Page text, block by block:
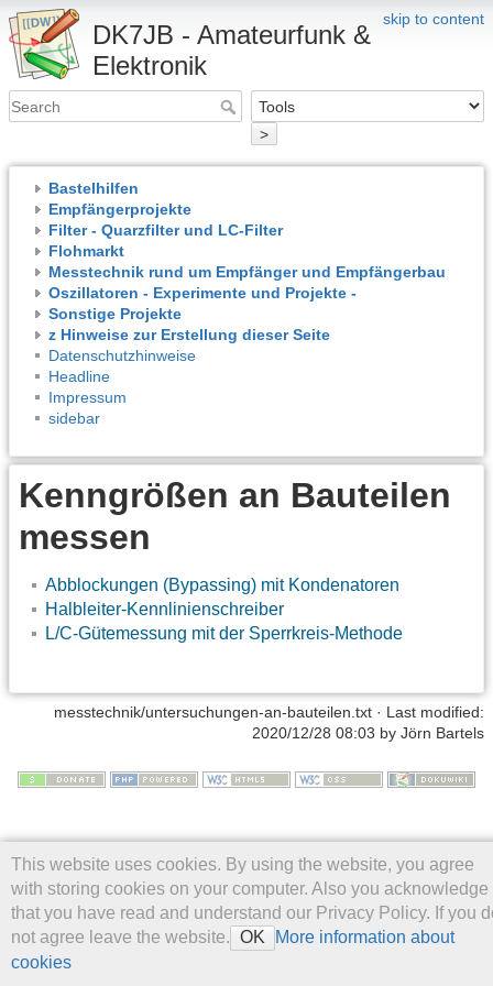
skip to content
DK7JB - Amateurfunk &
Elektronik
>
Bastelhilfen
Empfängerprojekte
Filter - Quarzfilter und LC-Filter
Flohmarkt
Messtechnik rund um Empfänger und Empfängerbau
Oszillatoren - Experimente und Projekte -
Sonstige Projekte
z Hinweise zur Erstellung dieser Seite
Datenschutzhinweise
Headline
Impressum
sidebar
Kenngrößen an Bauteilen
messen
Abblockungen (Bypassing) mit Kondenatoren
Halbleiter-Kennlinienschreiber
L/C-Gütemessung mit der Sperrkreis-Methode
This website uses cookies. By using the website, you agree
with storing cookies on your computer. Also you acknowledge
that you have read and understand our Privacy Policy. If you
not agree leave the website. OK
More information about
cookies
messtechnik/untersuchungen-an-bauteilen.txt · Last modified:
2020/12/28 08:03 by Jörn Bartels